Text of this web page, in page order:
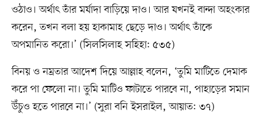
ওঠাও। অর্থাৎ তাঁর মর্যাদা বাড়িয়ে দাও। আর যখনই বান্দা অহংকার
করেন, তখন বলা হয় হাকামাহ ছেড়ে দাও। অর্থাৎ তাঁকে
অপমানিত করো।’ (সিলসিলাহ সহিহা: ৫৩৫)
বিনয় ও নম্রতার আদেশ দিয়ে আল্লাহ বলেন, ‘তুমি মাটিতে দেমাক
করে পা ফেলো না। তুমি মাটিও ফাটাতে পারবে না, পাহাড়ের সমান
উঁচুও হতে পারবে না।’ (সুরা বনি ইসরাইল, আয়াত: ৩৭)